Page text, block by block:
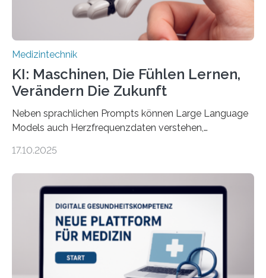
Medizintechnik
KI: Maschinen, Die Fühlen Lernen,
Verändern Die Zukunft
Neben sprachlichen Prompts können Large Language
Models auch Herzfrequenzdaten verstehen,
haben Dr. Morris Gellisch, ehemals an der Ruhr-
und Boris Burr von der Ruhr-Universität Bochum in
dafür eine technische Schnittstelle, über die
physiologische Daten in Echtzeit an das Sprachmodell
übermittelt werden können. Die Künstliche Intelligenz
kann dadurch auch die Sprache des Körpers
einbeziehen, auf die Menschen keinen bewussten
17.10.2025